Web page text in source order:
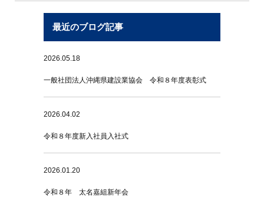
最近のブログ記事
2026.05.18
一般社団法人沖縄県建設業協会 令和８年度表彰式
2026.04.02
令和８年度新入社員入社式
2026.01.20
令和８年 太名嘉組新年会